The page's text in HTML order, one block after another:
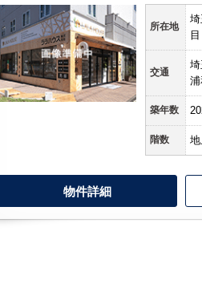
所在地
目
交通
築年数
階数
物件詳細